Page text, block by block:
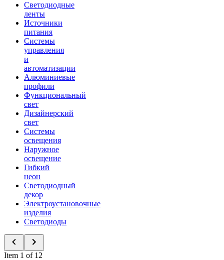
Светодиодные
ленты
Источники
питания
Системы
управления
и
автоматизации
Алюминиевые
профили
Функциональный
свет
Дизайнерский
свет
Системы
освещения
Наружное
освещение
Гибкий
неон
Светодиодный
декор
Электроустановочные
изделия
Светодиоды
Item 1 of 12